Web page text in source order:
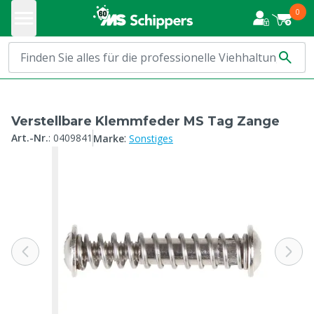
0
Verstellbare Klemmfeder MS Tag Zange
Art.-Nr.: 0409841 Marke: Sonstiges